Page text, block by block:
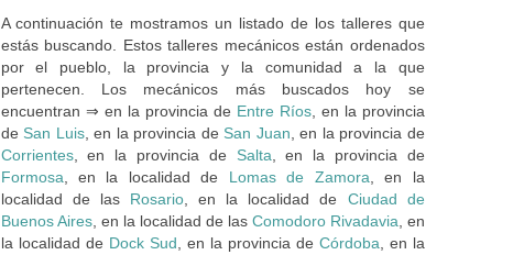
A continuación te mostramos un listado de los talleres que
estás buscando. Estos talleres mecánicos están ordenados
por el pueblo, la provincia y la comunidad a la que
pertenecen. Los mecánicos más buscados hoy se
encuentran ⇒ en la provincia de Entre Ríos, en la provincia
de San Luis, en la provincia de San Juan , en la provincia de
Corrientes, en la provincia de Salta , en la provincia de
Formosa , en la localidad de Lomas de Zamora , en la
localidad de las Rosario, en la localidad de Ciudad de
Buenos Aires, en la localidad de las Comodoro Rivadavia , en
la localidad de Dock Sud , en la provincia de Córdoba , en la